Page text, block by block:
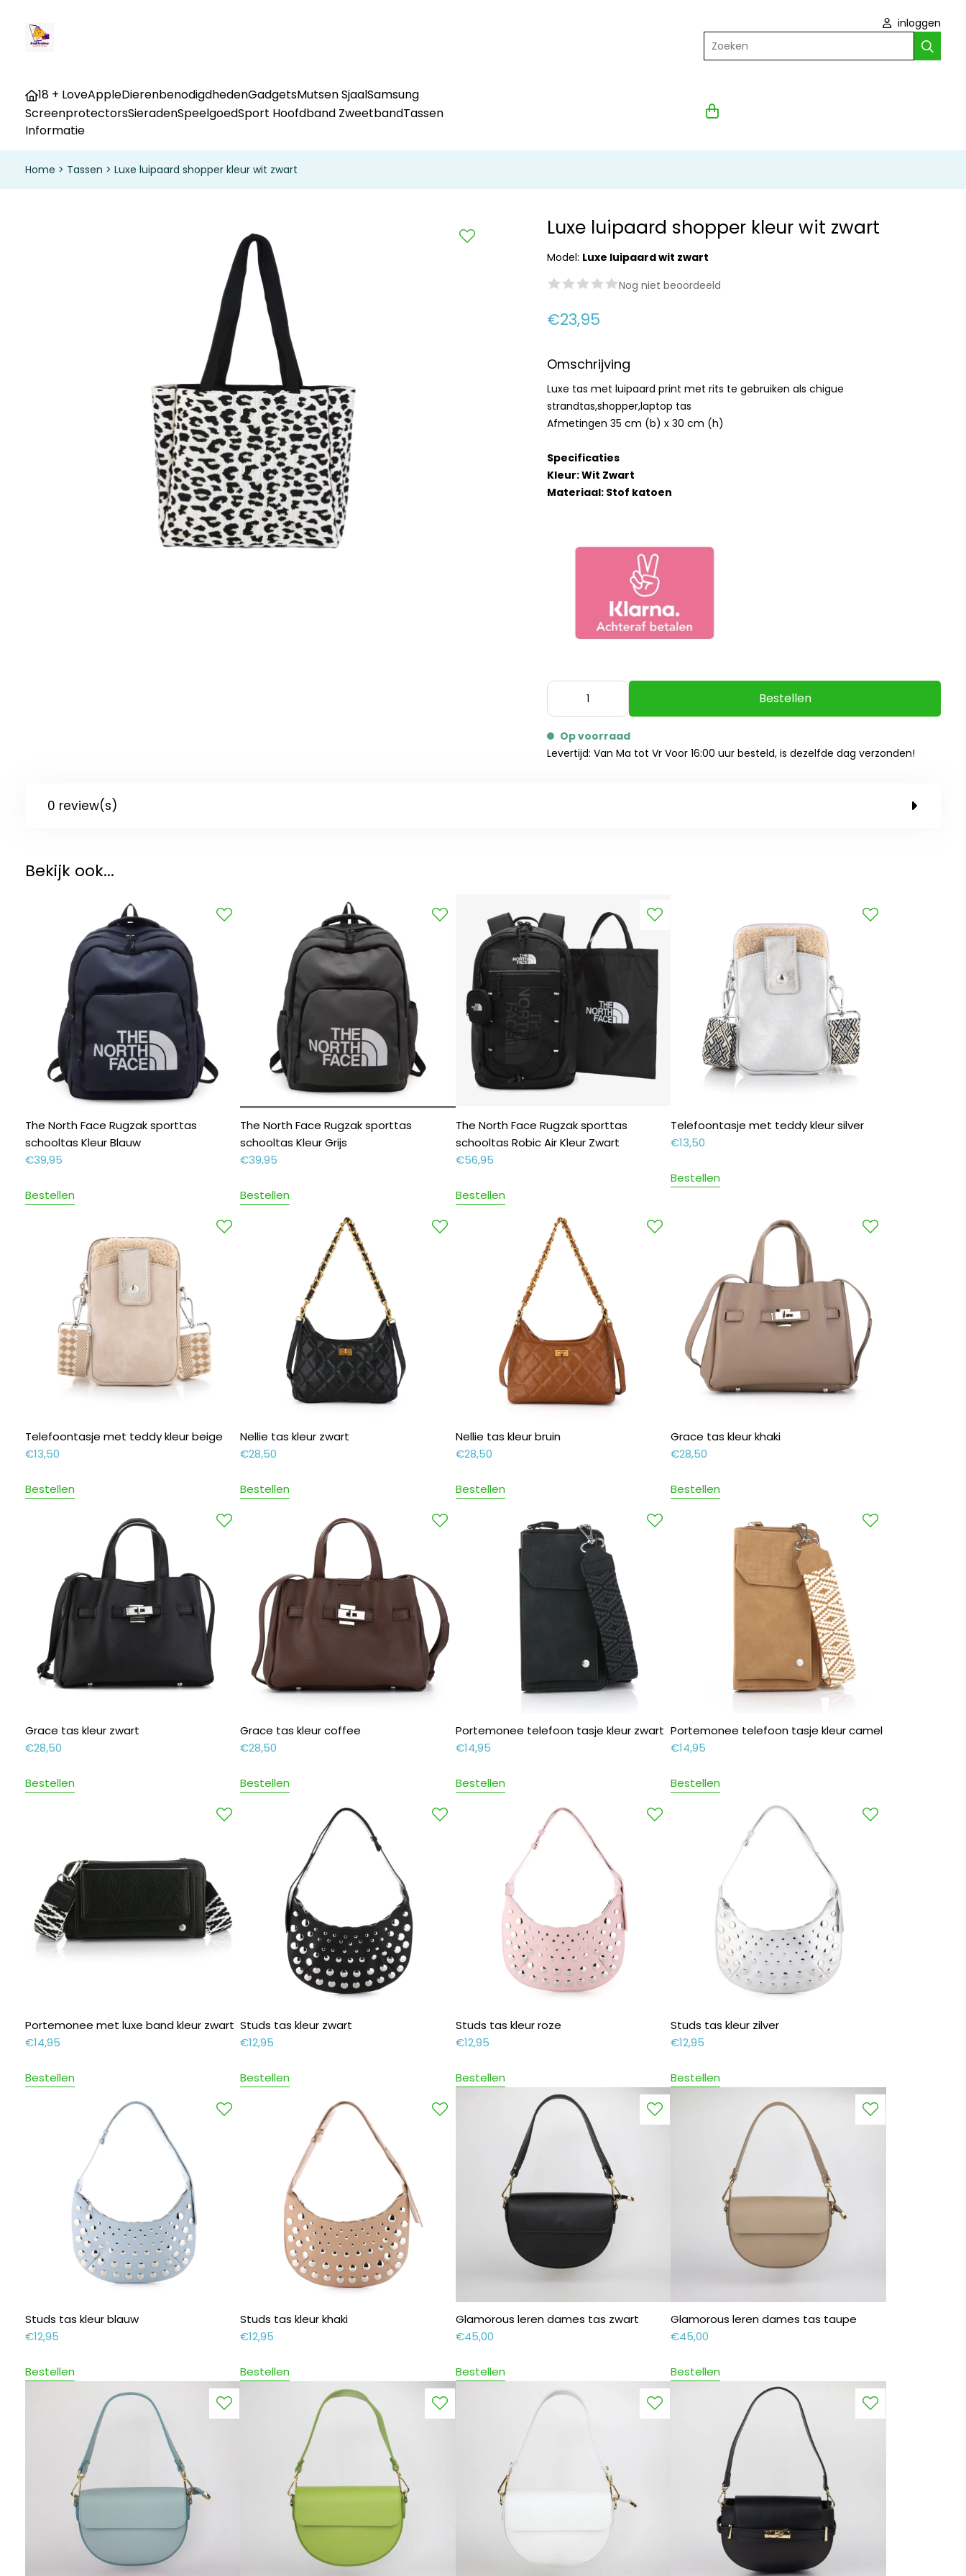
inloggen
Zoeken
18 + LoveAppleDierenbenodigdhedenGadgetsMutsen SjaalSamsung
ScreenprotectorsSieradenSpeelgoedSport Hoofdband ZweetbandTassen
Informatie
Home > Tassen > Luxe luipaard shopper kleur wit zwart
Luxe luipaard shopper kleur wit zwart
Model: Luxe luipaard wit zwart
Nog niet beoordeeld
€23,95
Omschrijving
Luxe tas met luipaard print met rits te gebruiken als chigue
strandtas,shopper,laptop tas
Afmetingen 35 cm (b) x 30 cm (h)
Specificaties
Kleur: Wit Zwart
Materiaal: Stof katoen
Bestellen
Op voorraad
Levertijd: Van Ma tot Vr Voor 16:00 uur besteld, is dezelfde dag verzonden!
0 review(s)
Bekijk ook...
The North Face Rugzak sporttas
schooltas Kleur Blauw
€39,95
Bestellen
The North Face Rugzak sporttas
schooltas Kleur Grijs
€39,95
Bestellen
The North Face Rugzak sporttas
schooltas Robic Air Kleur Zwart
€56,95
Bestellen
Telefoontasje met teddy kleur silver
€13,50
Bestellen
Telefoontasje met teddy kleur beige
€13,50
Bestellen
Nellie tas kleur zwart
€28,50
Bestellen
Nellie tas kleur bruin
€28,50
Bestellen
Grace tas kleur khaki
€28,50
Bestellen
Grace tas kleur zwart
€28,50
Bestellen
Grace tas kleur coffee
€28,50
Bestellen
Portemonee telefoon tasje kleur zwart
€14,95
Bestellen
Portemonee telefoon tasje kleur camel
€14,95
Bestellen
Portemonee met luxe band kleur zwart
€14,95
Bestellen
Studs tas kleur zwart
€12,95
Bestellen
Studs tas kleur roze
€12,95
Bestellen
Studs tas kleur zilver
€12,95
Bestellen
Studs tas kleur blauw
€12,95
Bestellen
Studs tas kleur khaki
€12,95
Bestellen
Glamorous leren dames tas zwart
€45,00
Bestellen
Glamorous leren dames tas taupe
€45,00
Bestellen